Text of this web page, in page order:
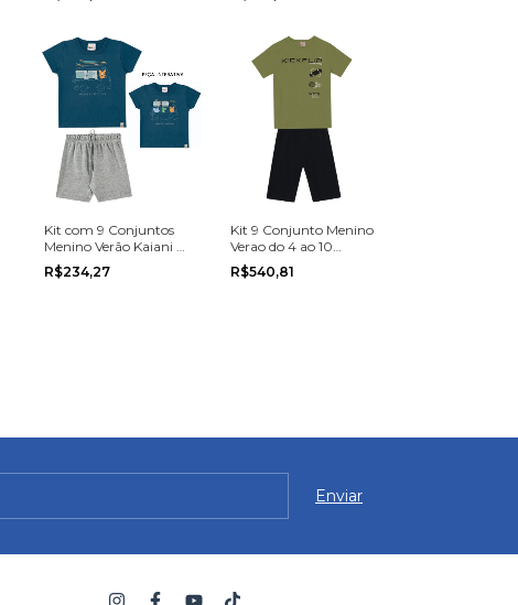
Kit com 9 Conjuntos
Menino Verão Kaiani do
Tamanho P ao G
R$234,27
Kit 9 Conjunto Menino
Verao do 4 ao 10
Brandili
R$540,81